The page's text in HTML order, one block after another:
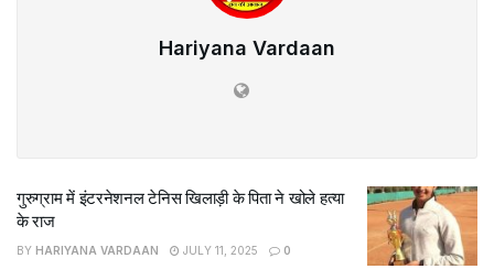
Hariyana Vardaan
गुरुग्राम में इंटरनेशनल टेनिस खिलाड़ी के पिता ने खोले हत्या
के राज
BY HARIYANA VARDAAN JULY 11, 2025 0